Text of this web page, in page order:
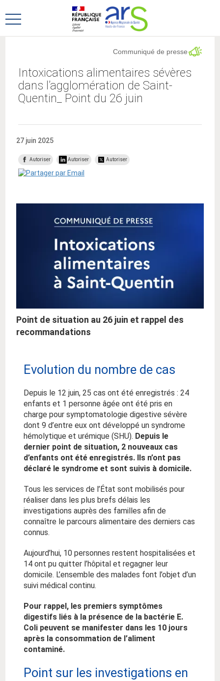
au
menu
au
contenu
Ouvrir
Intoxications alimentaires sévères
dans l’agglomération de Saint-
Quentin_ Point du 26 juin
Communiqué de presse
27 juin 2025
Autoriser Autoriser Autoriser
Point de situation au 26 juin et rappel des
recommandations
Evolution du nombre de cas
Depuis le 12 juin, 25 cas ont été enregistrés : 24
enfants et 1 personne âgée ont été pris en
charge pour symptomatologie digestive sévère
dont 9 d’entre eux ont développé un syndrome
hémolytique et urémique (SHU). Depuis le
dernier point de situation, 2 nouveaux cas
d’enfants ont été enregistrés. Ils n’ont pas
déclaré le syndrome et sont suivis à domicile.
Tous les services de l’État sont mobilisés pour
réaliser dans les plus brefs délais les
investigations auprès des familles afin de
connaître le parcours alimentaire des derniers cas
connus.
Aujourd’hui, 10 personnes restent hospitalisées et
14 ont pu quitter l’hôpital et regagner leur
domicile. L’ensemble des malades font l’objet d’un
suivi médical continu.
Pour rappel, les premiers symptômes
digestifs liés à la présence de la bactérie E.
Coli peuvent se manifester dans les 10 jours
après la consommation de l’aliment
contaminé.
Point sur les investigations en